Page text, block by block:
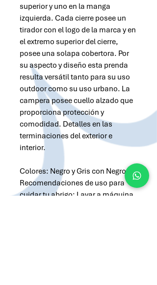
superior y uno en la manga
izquierda. Cada cierre posee un
tirador con el logo de la marca y en
el extremo superior del cierre,
posee una solapa cobertora. Por
su aspecto y diseño esta prenda
resulta versátil tanto para su uso
outdoor como su uso urbano. La
campera posee cuello alzado que
proporciona protección y
comodidad. Detalles en las
terminaciones del exterior e
interior.
Colores: Negro y Gris con Negro.
Recomendaciones de uso para
cuidar tu abrigo: Lavar a máquina